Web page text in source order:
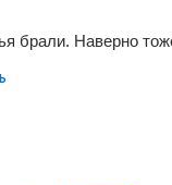
брали. Наверно